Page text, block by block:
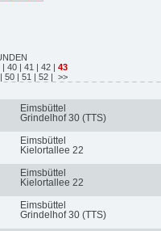
| 40 | 41 | 42 | 43
| 50 | 51 | 52 | >>
Eimsbüttel
Grindelhof 30 (TTS)
Eimsbüttel
Kielortallee 22
Eimsbüttel
Kielortallee 22
Eimsbüttel
Grindelhof 30 (TTS)